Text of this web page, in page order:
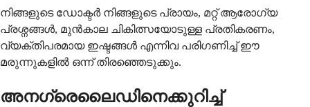
നിങ്ങളുടെ ഡോക്ടർ നിങ്ങളുടെ പ്രായം, മറ്റ് ആരോഗ്യ
പ്രശ്നങ്ങൾ, മുൻകാല ചികിത്സയോടുള്ള പ്രതികരണം,
വ്യക്തിപരമായ ഇഷ്ടങ്ങൾ എന്നിവ പരിഗണിച്ച് ഈ
മരുന്നുകളിൽ ഒന്ന് തിരഞ്ഞെടുക്കും.
അനഗ്രെലൈഡിനെക്കുറിച്ച്